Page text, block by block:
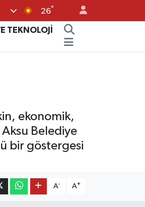
26°
TEKNOLOJİ
ekonomik,
Belediye
bir göstergesi
A- A+